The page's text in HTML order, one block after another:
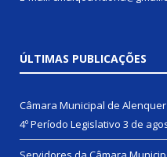
ÚLTIMAS PUBLICAÇÕES
Câmara Municipal de
4º Período Legislativo 3 de